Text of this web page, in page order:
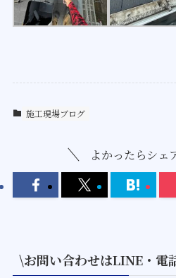
施工現場ブログ
よかったらシェ
\お問い合わせはLINE・電